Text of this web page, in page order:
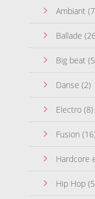
Ambiant
Ballade
Big beat
Danse (2)
Electro (8)
Fusion
Hardcore
Hip Hop